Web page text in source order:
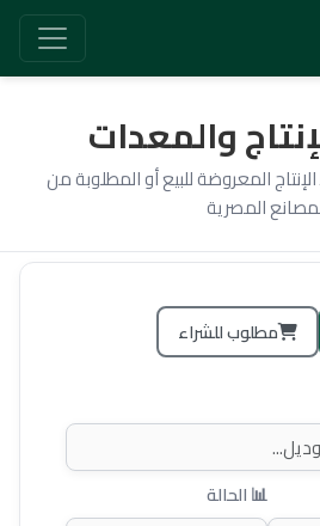
والمعدات
المعروضة للبيع أو المطلوبة من
المصرية
مطلوب للشراء
📊 الحالة